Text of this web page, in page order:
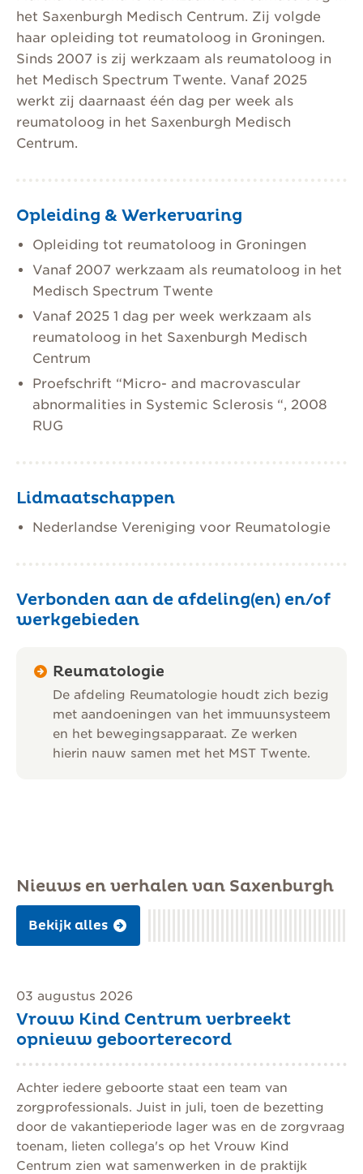
het Saxenburgh Medisch Centrum. Zij volgde
haar opleiding tot reumatoloog in Groningen.
Sinds 2007 is zij werkzaam als reumatoloog in
het Medisch Spectrum Twente. Vanaf 2025
werkt zij daarnaast één dag per week als
reumatoloog in het Saxenburgh Medisch
Centrum.
Opleiding & Werkervaring
Opleiding tot reumatoloog in Groningen
Vanaf 2007 werkzaam als reumatoloog in het
Medisch Spectrum Twente
Vanaf 2025 1 dag per week werkzaam als
reumatoloog in het Saxenburgh Medisch
Centrum
Proefschrift “Micro- and macrovascular
abnormalities in Systemic Sclerosis “, 2008
RUG
Lidmaatschappen
Nederlandse Vereniging voor Reumatologie
Verbonden aan de afdeling(en) en/of
werkgebieden
Reumatologie
De afdeling Reumatologie houdt zich bezig
met aandoeningen van het immuunsysteem
en het bewegingsapparaat. Ze werken
hierin nauw samen met het MST Twente.
Nieuws en verhalen van Saxenburgh
Bekijk alles
03 augustus 2026
Vrouw Kind Centrum verbreekt
opnieuw geboorterecord
Achter iedere geboorte staat een team van
zorgprofessionals. Juist in juli, toen de bezetting
door de vakantieperiode lager was en de zorgvraag
toenam, lieten collega's op het Vrouw Kind
Centrum zien wat samenwerken in de praktijk